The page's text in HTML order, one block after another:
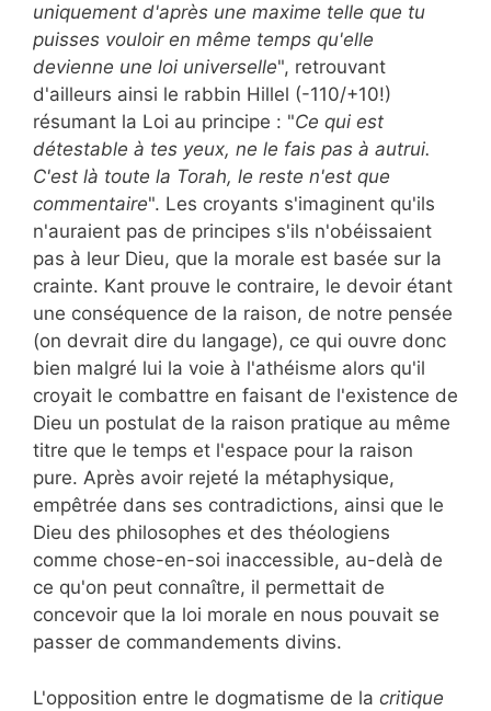
uniquement d'après une maxime telle que tu
puisses vouloir en même temps qu'elle
devienne une loi universelle", retrouvant
d'ailleurs ainsi le rabbin Hillel (-110/+10!)
résumant la Loi au principe : "Ce qui est
détestable à tes yeux, ne le fais pas à autrui.
C'est là toute la Torah, le reste n'est que
commentaire". Les croyants s'imaginent qu'ils
n'auraient pas de principes s'ils n'obéissaient
pas à leur Dieu, que la morale est basée sur la
crainte. Kant prouve le contraire, le devoir étant
une conséquence de la raison, de notre pensée
(on devrait dire du langage), ce qui ouvre donc
bien malgré lui la voie à l'athéisme alors qu'il
croyait le combattre en faisant de l'existence de
Dieu un postulat de la raison pratique au même
titre que le temps et l'espace pour la raison
pure. Après avoir rejeté la métaphysique,
empêtrée dans ses contradictions, ainsi que le
Dieu des philosophes et des théologiens
comme chose-en-soi inaccessible, au-delà de
ce qu'on peut connaître, il permettait de
concevoir que la loi morale en nous pouvait se
passer de commandements divins.
L'opposition entre le dogmatisme de la critique